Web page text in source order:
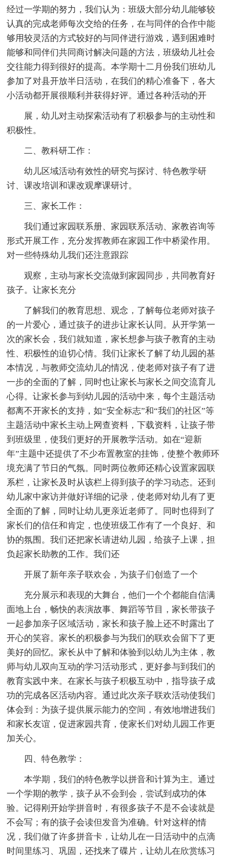
经过一学期的努力，我们认为：班级大部分幼儿能够较
认真的完成老师每次交给的任务，在与同伴的合作中能
够用较灵活的方式较好的与同伴进行游戏，遇到困难时
能够和同伴们共同商讨解决问题的方法，班级幼儿社会
交往能力得到很好的提高。本学期十二月份我们班幼儿
参加了对县开放半日活动，在我们的精心准备下，各大
小活动都开展很顺利并获得好评。通过各种活动的开
展，幼儿对主动探索活动有了积极参与的主动性和
积极性。
二、教科研工作：
幼儿区域活动有效性的研究与探讨、特色教学研
讨、课改培训和课改观摩课研讨。
三、家长工作：
我们通过家园联系册、家园联系活动、家教咨询等
形式开展工作，充分发挥教师在家园工作中桥梁作用。
对一些特殊幼儿我们还注意跟踪
观察，主动与家长交流做到家园同步，共同教育好
孩子。让家长充分
了解我们的教育思想、观念，了解每位老师对孩子
的一片爱心，通过孩子的进步让家长认同。从开学第一
次的家长会，我们就知道，家长想参与孩子教育的主动
性、积极性的迫切心情。我们让家长了解了幼儿园的基
本情况，与教师交流幼儿的情况，使老师对孩子有了进
一步的全面的了解，同时也让家长与家长之间交流育儿
心得。让家长参与到幼儿园的活动中来，每个主题活动
都离不开家长的支持，如“安全标志”和“我们的社区”等
主题活动中家长主动上网查资料，下载资料，让孩子带
到班级里，使我们更好的开展教学活动。如在“迎新
年”主题中还提供了不少布置教室的挂饰，使整个教师环
境充满了节日的气氛。同时两位教师还精心设置家园联
系栏，让家长及时从该栏上得到孩子的学习动态。还到
幼儿家中家访并做好详细的记录，使老师对幼儿有了更
全面的了解，同时让幼儿更亲近老师了。同时也得到了
家长们的信任和肯定，也使班级工作有了一个良好、和
协的氛围。我们还把家长请进幼儿园，给孩子上课，担
负起家长助教的工作。我们还
开展了新年亲子联欢会，为孩子们创造了一个
充分展示和表现的大舞台，他们一个个都能自信满
面地上台，畅快的表演故事、舞蹈等节目，家长带孩子
一起参加亲子区域活动，家长和孩子脸上还不时露出了
开心的笑容。家长的积极参与为我们的联欢会留下了更
美好的回忆。家长从中了解和体验到以幼儿为主体，教
师与幼儿双向互动的学习活动形式，更好参与到我们的
教育实践中来。在家长与孩子积极互动中，指导孩子成
功的完成各区活动内容。通过此次亲子联欢活动使我们
体会到：为孩子提供展示能力的空间，有效地增进我们
和家长友谊，促进家园共育，使家长们对幼儿园工作更
加关心。
四、特色教学：
本学期，我们的特色教学以拼音和计算为主。通过
一个学期的教学，孩子从不会到会，尝试到成功的体
验。记得刚开始学拼音时，有很多孩子不是不会读就是
不会写；有的孩子会读但发音为准确。针对这样的情
况，我们做了许多拼音卡，让幼儿在一日活动中的点滴
时间里练习、巩固，还找来了碟片，让幼儿在欣赏练习